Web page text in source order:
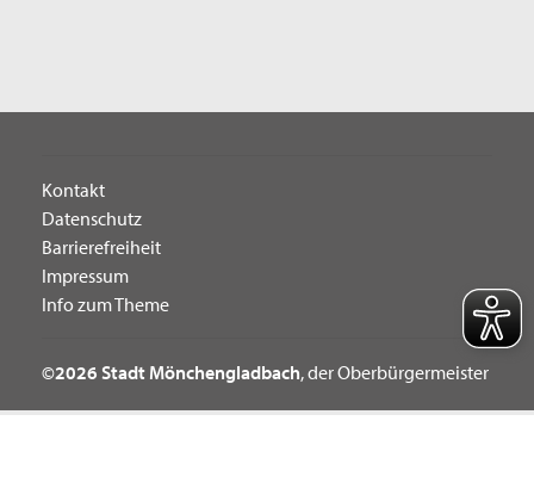
Kontakt
Datenschutz
Barrierefreiheit
Impressum
Info zum Theme
©2026 Stadt Mönchengladbach, der Oberbürgermeister